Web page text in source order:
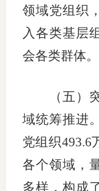
领域党组织
入各类基层
会各类群体。
（五）突
域统筹推进
党组织493.6
各个领域，
多样，构成